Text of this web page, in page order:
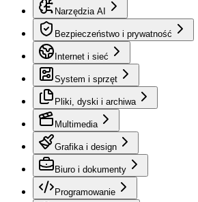
Narzędzia AI
Bezpieczeństwo i prywatność
Internet i sieć
System i sprzęt
Pliki, dyski i archiwa
Multimedia
Grafika i design
Biuro i dokumenty
Programowanie